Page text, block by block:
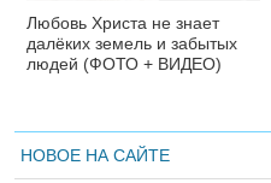
Любовь Христа не знает
далёких земель и забытых
людей (ФОТО + ВИДЕО)
НОВОЕ НА САЙТЕ